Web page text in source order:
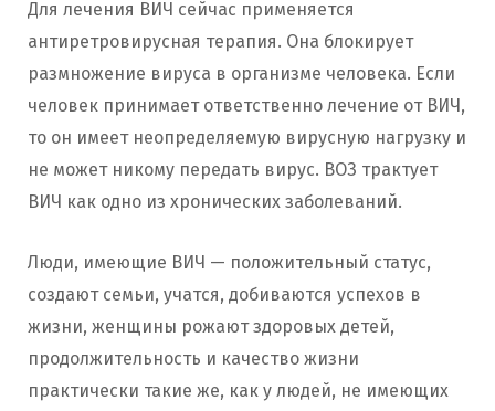
Для лечения ВИЧ сейчас применяется
антиретровирусная терапия. Она блокирует
размножение вируса в организме человека. Если
человек принимает ответственно лечение от ВИЧ,
то он имеет неопределяемую вирусную нагрузку и
не может никому передать вирус. ВОЗ трактует
ВИЧ как одно из хронических заболеваний.
Люди, имеющие ВИЧ — положительный статус,
создают семьи, учатся, добиваются успехов в
жизни, женщины рожают здоровых детей,
продолжительность и качество жизни
практически такие же, как у людей, не имеющих